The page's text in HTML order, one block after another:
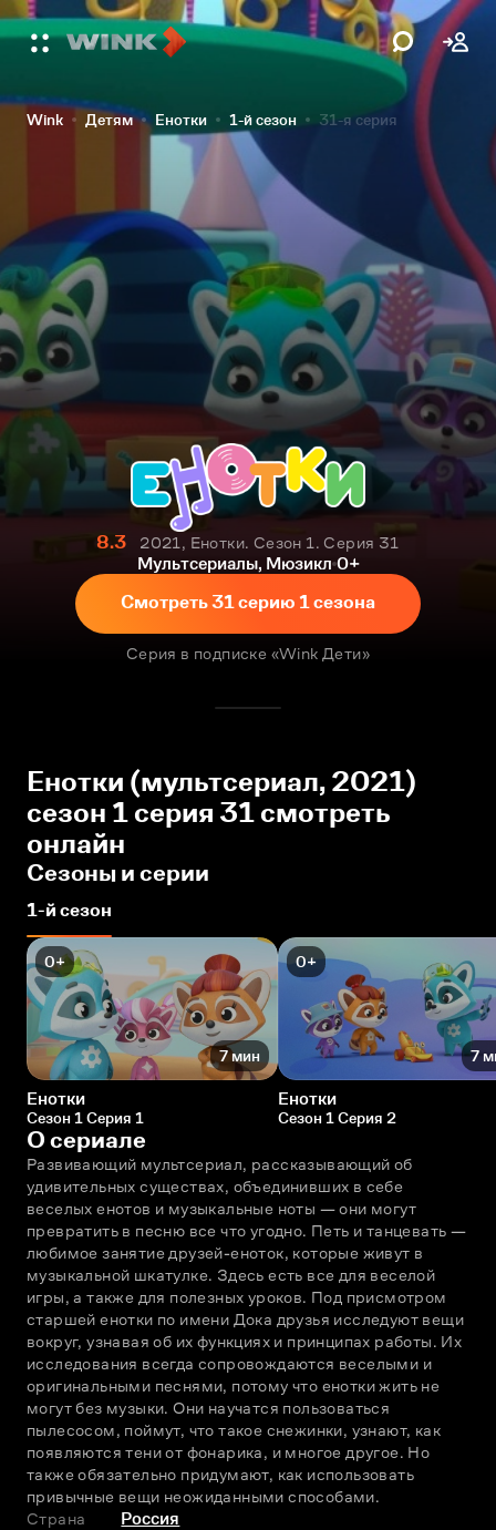
Wink Детям Енотки 1-й сезон 31-я серия
8.3
2021, Енотки. Сезон 1. Серия 31
Мультсериалы, Мюзикл 0+
Смотреть 31 серию 1 сезона
Серия в подписке «Wink Дети»
Енотки (мультсериал, 2021)
сезон 1 серия 31 смотреть
онлайн
Сезоны и серии
1-й сезон
0+
7 мин
Енотки
Сезон 1 Серия 1
0+
7
Енотки
Сезон 1 Серия 2
О сериале
Развивающий мультсериал, рассказывающий об
удивительных существах, объединивших в себе
веселых енотов и музыкальные ноты — они могут
превратить в песню все что угодно. Петь и танцевать —
любимое занятие друзей-еноток, которые живут в
музыкальной шкатулке. Здесь есть все для веселой
игры, а также для полезных уроков. Под присмотром
старшей енотки по имени Дока друзья исследуют вещи
вокруг, узнавая об их функциях и принципах работы. Их
исследования всегда сопровождаются веселыми и
оригинальными песнями, потому что енотки жить не
могут без музыки. Они научатся пользоваться
пылесосом, поймут, что такое снежинки, узнают, как
появляются тени от фонарика, и многое другое. Но
также обязательно придумают, как использовать
привычные вещи неожиданными способами.
Страна
Россия